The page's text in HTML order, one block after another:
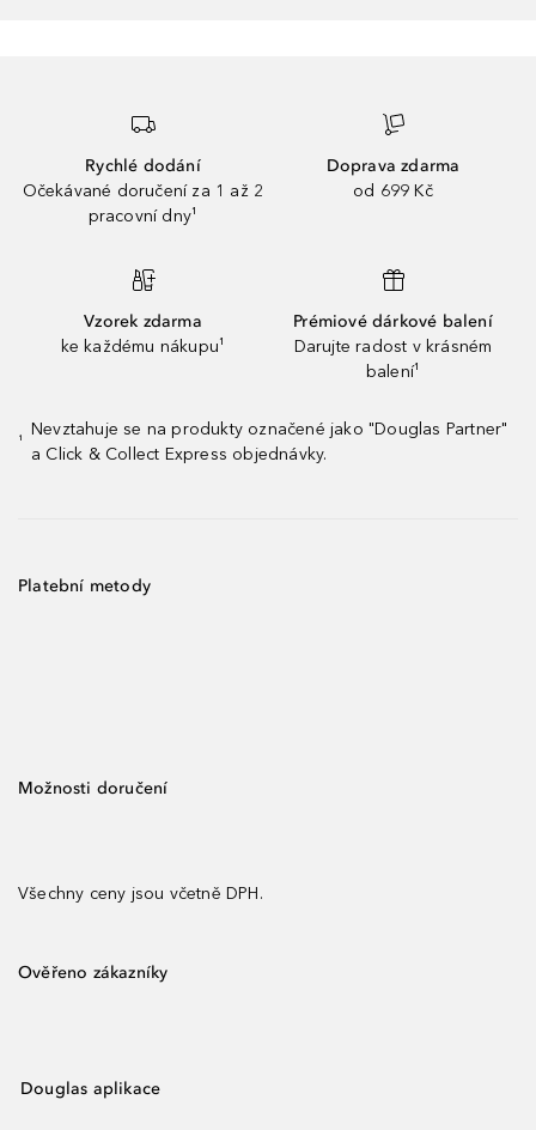
Rychlé dodání
Očekávané doručení za 1 až 2
pracovní dny¹
Doprava zdarma
od 699 Kč
Vzorek zdarma
ke každému nákupu¹
Prémiové dárkové balení
Darujte radost v krásném
balení¹
¹
Nevztahuje se na produkty označené jako "Douglas Partner"
a Click & Collect Express objednávky.
Platební metody
Možnosti doručení
Všechny ceny jsou včetně DPH.
Ověřeno zákazníky
Douglas aplikace